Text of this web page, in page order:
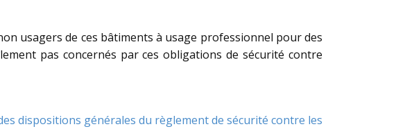
usagers de ces bâtiments à usage professionnel pour des
pas concernés par ces obligations de sécurité contre
dispositions générales du règlement de sécurité contre les